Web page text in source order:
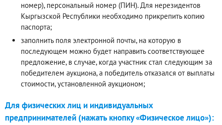
номер), персональный номер (ПИН). Для нерезидентов
Кыргызской Республики необходимо прикрепить копию
паспорта;
заполнить поля электронной почты, на которую в
последующем можно будет направить соответствующее
предложение, в случае, когда участник стал следующим за
победителем аукциона, а победитель отказался от выплаты
стоимости, установленной аукционом;
Для физических лиц и индивидуальных
предпринимателей (нажать кнопку «Физическое лицо»):